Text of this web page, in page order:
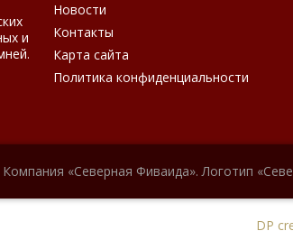
и
Новости
Контакты
Карта сайта
Политика конфиденциальности
«Северная Фиваида». Логотип
DP